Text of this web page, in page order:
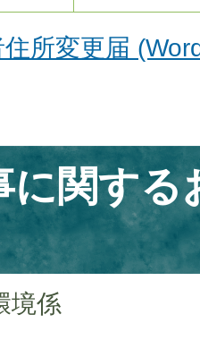
所変更届
に関する
境係